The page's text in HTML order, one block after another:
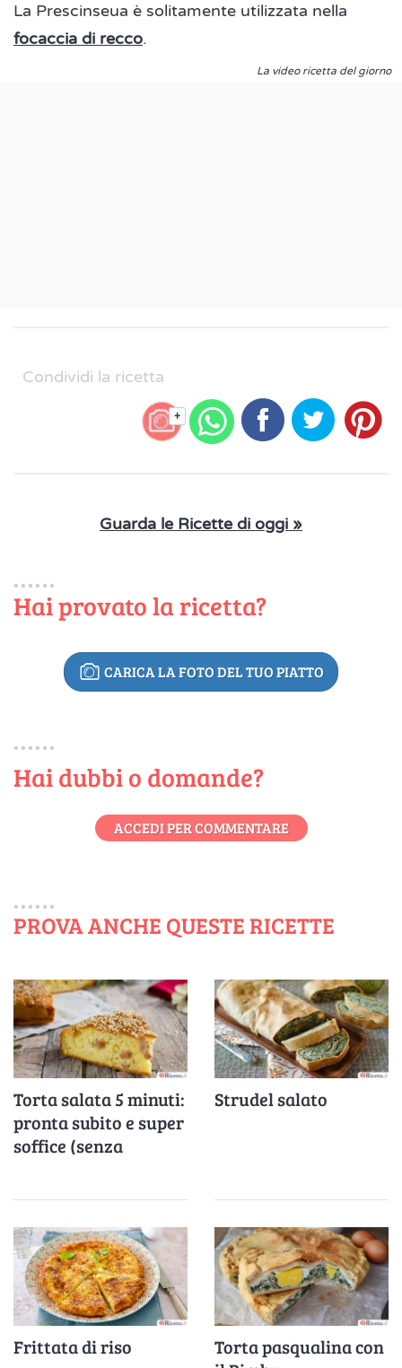
La Prescinseua è solitamente utilizzata nella
focaccia di recco.
La video ricetta del giorno
Condividi la ricetta
+
Guarda le Ricette di oggi »
Hai provato la ricetta?
CARICA LA FOTO DEL TUO PIATTO
Hai dubbi o domande?
ACCEDI PER COMMENTARE
PROVA ANCHE QUESTE RICETTE
Torta salata 5 minuti:
pronta subito e super
soffice (senza
Strudel salato
Frittata di riso
Torta pasqualina con